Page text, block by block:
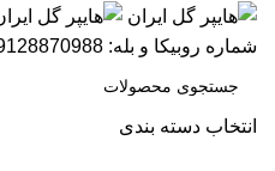
شماره روبیکا و بله: 09128870988
انتخاب دسته بندی